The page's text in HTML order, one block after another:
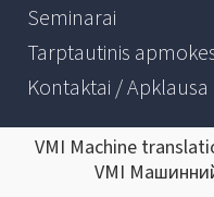
Seminarai
Tarptautinis
Kontaktai / Apklausa
VMI Machine
VMI